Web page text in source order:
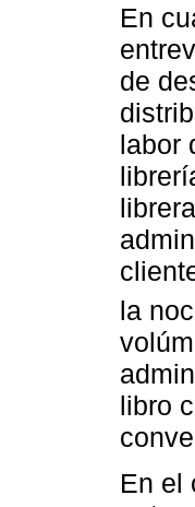
En
de
labor
la
libro
En el